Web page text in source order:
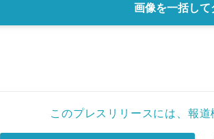
画像を一括して
このプレスリリースには、報道